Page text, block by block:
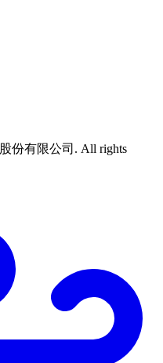
份有限公司. All rights